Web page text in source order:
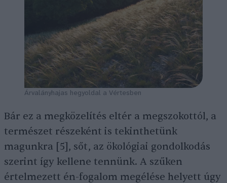
Árvalányhajas hegyoldal a Vértesben
Bár ez a megközelítés eltér a megszokottól, a
természet részeként is tekinthetünk
magunkra [5], sőt, az ökológiai gondolkodás
szerint így kellene tennünk. A szűken
értelmezett én-fogalom megélése helyett úgy